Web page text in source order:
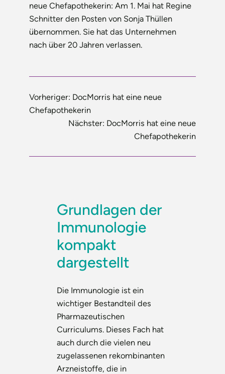
neue Chefapothekerin: Am 1. Mai hat Regine
Schnitter den Posten von Sonja Thüllen
übernommen. Sie hat das Unternehmen
nach über 20 Jahren verlassen.
Vorheriger: DocMorris hat eine neue
Chefapothekerin
Nächster: DocMorris hat eine neue
Chefapothekerin
Grundlagen der
Immunologie
kompakt
dargestellt
Die Immunologie ist ein
wichtiger Bestandteil des
Pharmazeutischen
Curriculums. Dieses Fach hat
auch durch die vielen neu
zugelassenen rekombinanten
Arzneistoffe, die in